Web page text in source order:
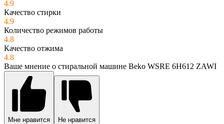
4.9
Качество стирки
4.9
Количество режимов работы
4.8
Качество отжима
4.8
Ваше мнение о стиральной машине Beko WSRE 6H612 ZAWI
Мне нравится Не нравится